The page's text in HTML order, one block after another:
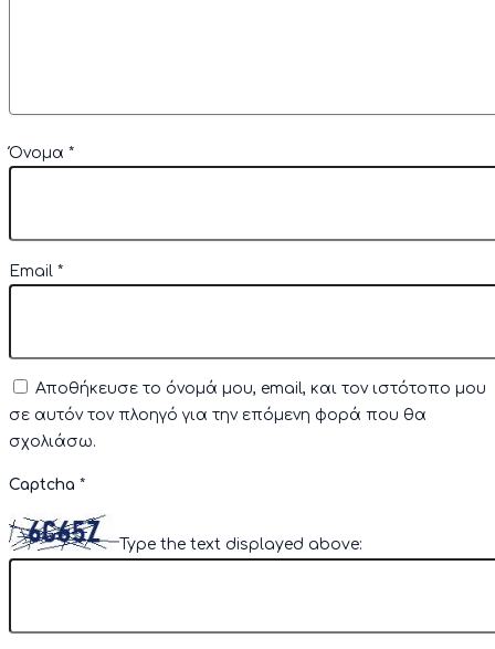
Όνομα *
Email *
Αποθήκευσε το όνομά μου, email, και τον ιστότοπο μου
σε αυτόν τον πλοηγό για την επόμενη φορά που θα
σχολιάσω.
Captcha *
Type the text displayed above: